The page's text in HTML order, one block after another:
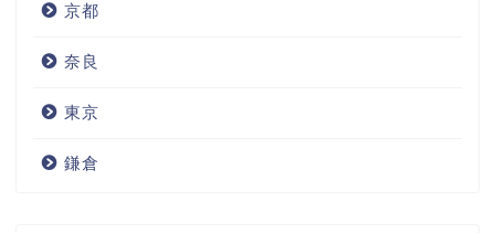
京都
奈良
東京
鎌倉